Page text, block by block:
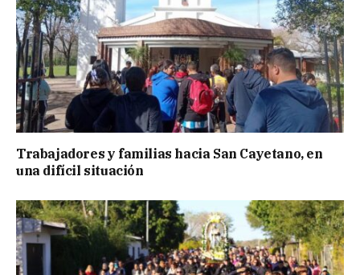
Trabajadores y familias hacia San Cayetano, en
una difícil situación